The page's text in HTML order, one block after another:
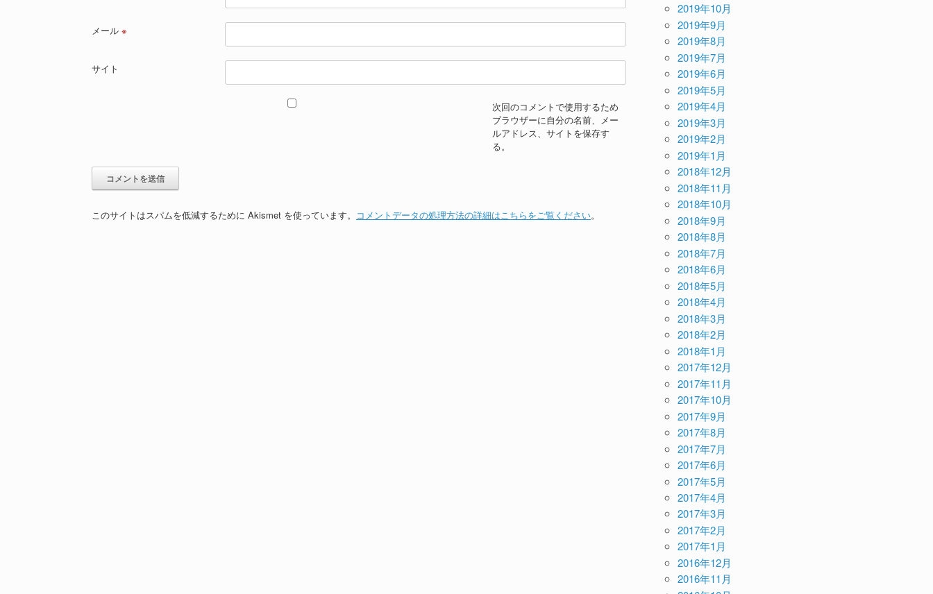
メール ※
サイト
次回のコメントで使用するため
ブラウザーに自分の名前、メー
ルアドレス、サイトを保存す
る。
このサイトはスパムを低減するために Akismet を使っています。 コメントデータの処理方法の詳細はこちらをご覧ください。
2019年10月
2019年9月
2019年8月
2019年7月
2019年6月
2019年5月
2019年4月
2019年3月
2019年2月
2019年1月
2018年12月
2018年11月
2018年10月
2018年9月
2018年8月
2018年7月
2018年6月
2018年5月
2018年4月
2018年3月
2018年2月
2018年1月
2017年12月
2017年11月
2017年10月
2017年9月
2017年8月
2017年7月
2017年6月
2017年5月
2017年4月
2017年3月
2017年2月
2017年1月
2016年12月
2016年11月